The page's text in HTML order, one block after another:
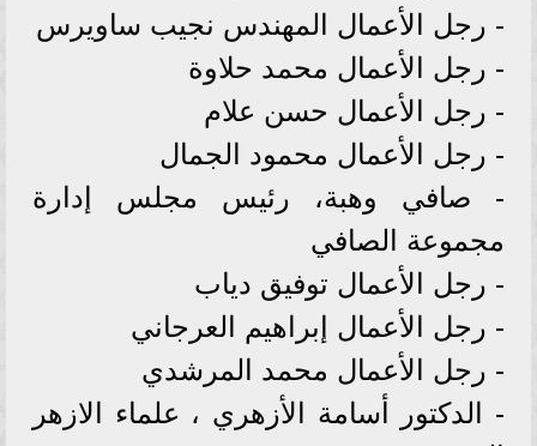
- رجل الأعمال المهندس نجيب ساويرس
- رجل الأعمال محمد حلاوة
- رجل الأعمال حسن علام
- رجل الأعمال محمود الجمال
- صافي وهبة، رئيس مجلس إدارة
مجموعة الصافي
- رجل الأعمال توفيق دياب
- رجل الأعمال إبراهيم العرجاني
- رجل الأعمال محمد المرشدي
- الدكتور أسامة الأزهري ، علماء الازهر